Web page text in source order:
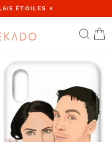
Diaporama
5 ÉTOILES ⭐